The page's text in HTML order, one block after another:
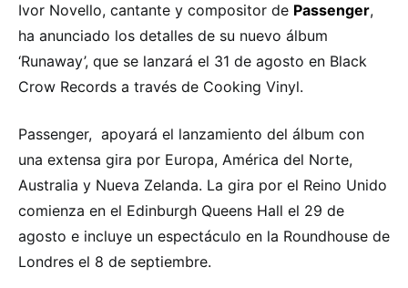
Ivor Novello, cantante y compositor de Passenger,
ha anunciado los detalles de su nuevo álbum
‘Runaway’, que se lanzará el 31 de agosto en Black
Crow Records a través de Cooking Vinyl.
Passenger, apoyará el lanzamiento del álbum con
una extensa gira por Europa, América del Norte,
Australia y Nueva Zelanda. La gira por el Reino Unido
comienza en el Edinburgh Queens Hall el 29 de
agosto e incluye un espectáculo en la Roundhouse de
Londres el 8 de septiembre.